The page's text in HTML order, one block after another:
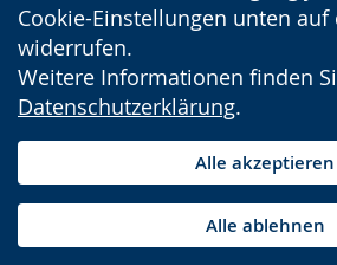
Cookie-Einstellungen unten auf
widerrufen.
Weitere Informationen finden
Datenschutzerklärung.
Alle akzeptieren
Alle ablehnen